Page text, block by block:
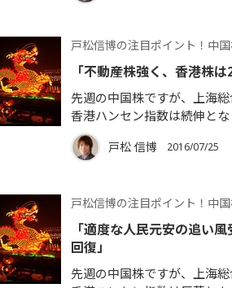
戸松信博の注目ポイント！中
「不動産株強く、香港株
先週の中国株ですが、上海
香港ハンセン指数は続伸と
戸松 信博 2016/07/25
戸松信博の注目ポイント！中
「適度な人民元安の追い
回復」
先週の中国株ですが、上海